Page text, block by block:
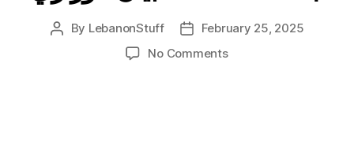
Post
By LebanonStuff
PostFebruary 25, 2025
No Commentson